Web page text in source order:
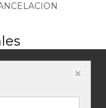
habilitar la funcionalidad
Puede cambiar su